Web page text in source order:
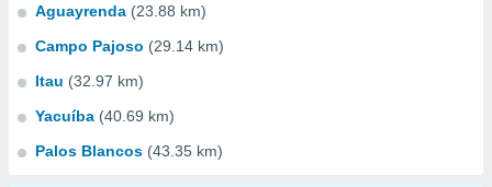
Aguayrenda (23.88 km)
Campo Pajoso (29.14 km)
Itau (32.97 km)
Yacuíba (40.69 km)
Palos Blancos (43.35 km)